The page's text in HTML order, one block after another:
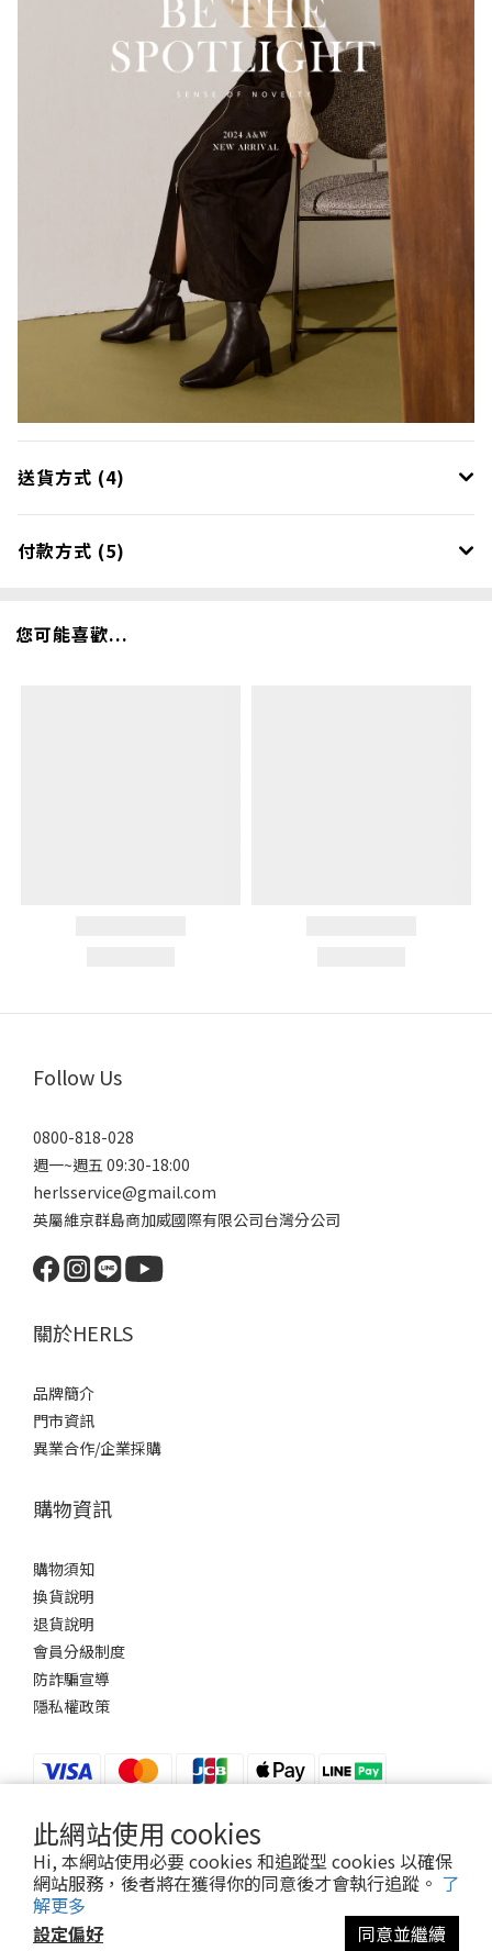
此網站使用 cookies
Hi, 本網站使用必要 cookies 和追蹤型 cookies 以確保
網站服務，後者將在獲得你的同意後才會執行追蹤。 了
解更多
設定偏好
同意並繼續
送貨方式 (4)
付款方式 (5)
您可能喜歡...
Follow Us
0800-818-028
週一~週五 09:30-18:00
herlsservice@gmail.com
英屬維京群島商加威國際有限公司台灣分公司
關於HERLS
品牌簡介
門市資訊
異業合作/企業採購
購物資訊
購物須知
換貨說明
退貨說明
會員分級制度
防詐騙宣導
隱私權政策
$ TWD